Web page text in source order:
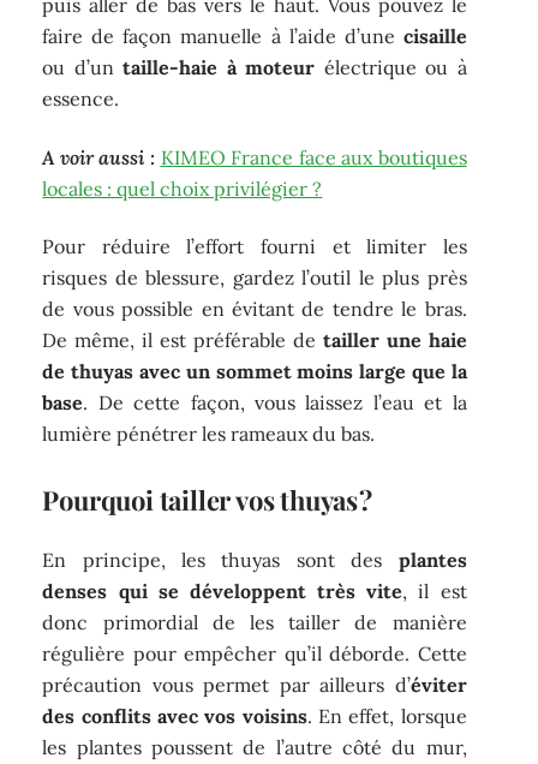
puis aller de bas vers le haut. Vous pouvez le
faire de façon manuelle à l’aide d’une cisaille
ou d’untaille-haie à moteur électrique ou à
essence.
A voir aussi : KIMEO France face aux boutiques
locales : quel choix privilégier ?
Pour réduire l’effort fourni et limiter les
risques de blessure, gardez l’outil le plus près
de vous possible en évitant de tendre le bras.
De même, il est préférable de tailler une haie
de thuyas avec un sommet moins large que la
base. De cette façon, vous laissez l’eau et la
lumière pénétrer les rameaux du bas.
Pourquoi tailler vos thuyas ?
En principe, les thuyas sont des plantes
denses qui se développent très vite, il est
donc primordial de les tailler de manière
régulière pour empêcher qu’il déborde. Cette
précaution vous permet par ailleurs d’éviter
des conflits avec vos voisins. En effet, lorsque
les plantes poussent de l’autre côté du mur,